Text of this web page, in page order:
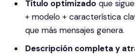
Título optimizado que
+ modelo + característica
que más mensajes genera.
Descripción completa y